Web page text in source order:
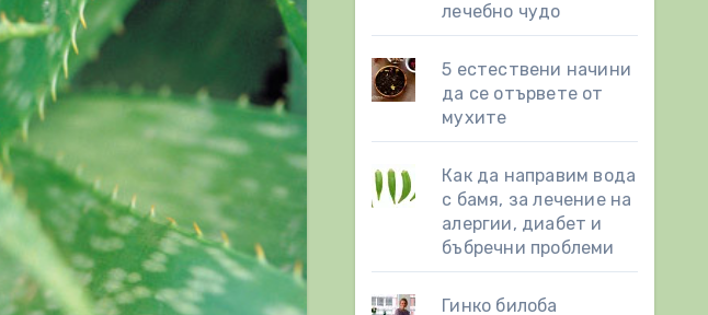
лечебно чудо
5 естествени начини
да се отървете от
мухите
Как да направим вода
с бамя, за лечение на
алергии, диабет и
бъбречни проблеми
Гинко билоба